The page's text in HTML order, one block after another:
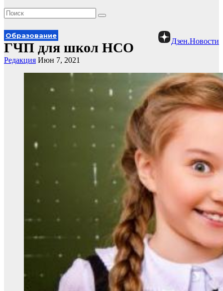
Дзен.Новости
Образование
ГЧП для школ НСО
Редакция Июн 7, 2021